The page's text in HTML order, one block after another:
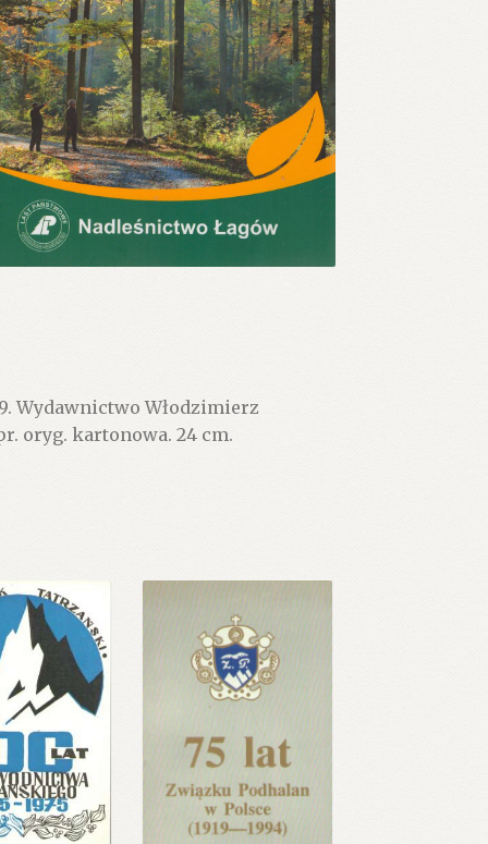
Wydawnictwo Włodzimierz
oryg. kartonowa. 24 cm.